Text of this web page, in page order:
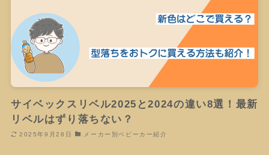
サイベックスリベル2025と2024の違い8選！最新
リベルはずり落ちない？
2025年9月28日 メーカー別ベビーカー紹介